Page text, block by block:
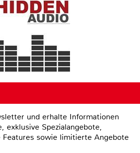
und erhalte Informationen
exklusive Spezialangebote,
Features sowie limitierte Angebote